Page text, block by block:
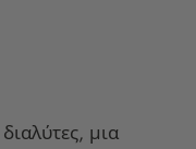
μια